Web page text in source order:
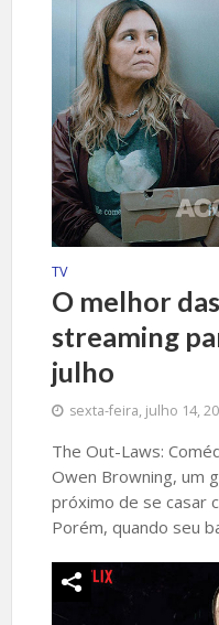
TV
O melhor
streaming
julho
sexta-feira, julho 14,
The Out-Laws:
Owen Browning, um
próximo de se casar
Porém, quando seu